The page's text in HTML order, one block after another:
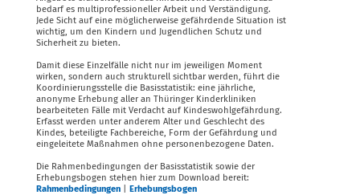
bedarf es multiprofessioneller Arbeit und Verständigung.
Jede Sicht auf eine möglicherweise gefährdende Situation ist
wichtig, um den Kindern und Jugendlichen Schutz und
Sicherheit zu bieten.
Damit diese Einzelfälle nicht nur im jeweiligen Moment
wirken, sondern auch strukturell sichtbar werden, führt die
Koordinierungsstelle die Basisstatistik: eine jährliche,
anonyme Erhebung aller an Thüringer Kinderkliniken
bearbeiteten Fälle mit Verdacht auf Kindeswohlgefährdung.
Erfasst werden unter anderem Alter und Geschlecht des
Kindes, beteiligte Fachbereiche, Form der Gefährdung und
eingeleitete Maßnahmen ohne personenbezogene Daten.
Die Rahmenbedingungen der Basisstatistik sowie der
Erhebungsbogen stehen hier zum Download bereit:
Rahmenbedingungen| Erhebungsbogen